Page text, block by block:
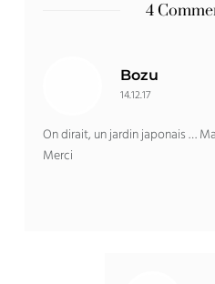
4
Bozu
14.12.17
On dirait, un jardin japonais …
Merci